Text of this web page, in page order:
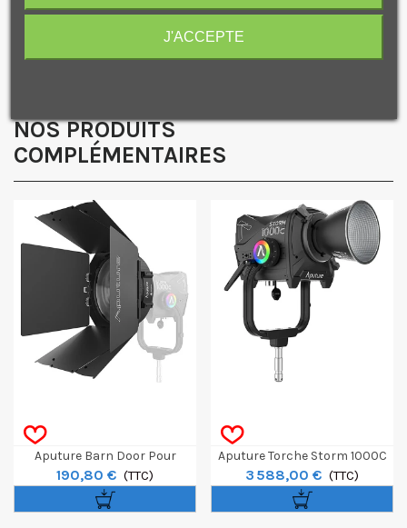
est livré avec un étui de transport.
NOS PRODUITS
COMPLÉMENTAIRES
Aputure Barn Door Pour
Lentille Fresnel CF12
190,80 € (TTC)
Aputure Torche Storm 1000C
3 588,00 € (TTC)
J'ACCEPTE
J'accepte de recevoir des SMS de la part de la marque.
Obtenir mon code promo.